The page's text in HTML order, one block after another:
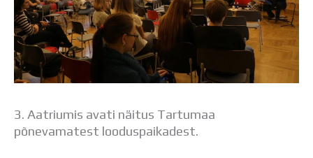
3. Aatriumis avati näitus Tartumaa
põnevamatest looduspaikadest.